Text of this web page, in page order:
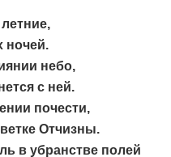
ночей.
небо,
с ней.
почести,
Отчизны.
в убранстве полей